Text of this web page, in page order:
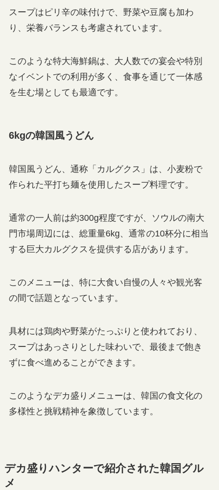
スープはピリ辛の味付けで、野菜や豆腐も加わ
り、栄養バランスも考慮されています。
このような特大海鮮鍋は、大人数での宴会や特別
なイベントでの利用が多く、食事を通じて一体感
を生む場としても最適です。
6kgの韓国風うどん
韓国風うどん、通称「カルグクス」は、小麦粉で
作られた平打ち麺を使用したスープ料理です。
通常の一人前は約300g程度ですが、ソウルの南大
門市場周辺には、総重量6kg、通常の10杯分に相当
する巨大カルグクスを提供する店があります。
このメニューは、特に大食い自慢の人々や観光客
の間で話題となっています。
具材には鶏肉や野菜がたっぷりと使われており、
スープはあっさりとした味わいで、最後まで飽き
ずに食べ進めることができます。
このようなデカ盛りメニューは、韓国の食文化の
多様性と挑戦精神を象徴しています。
デカ盛りハンターで紹介された韓国グル
メ